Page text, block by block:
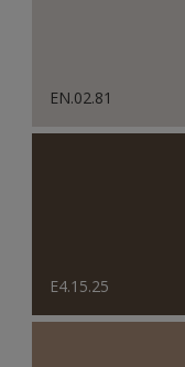
EN.02.81
E4.15.25